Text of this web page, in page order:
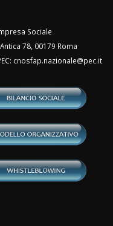
Sociale
78, 00179 Roma
cnosfap.nazionale@pec.it